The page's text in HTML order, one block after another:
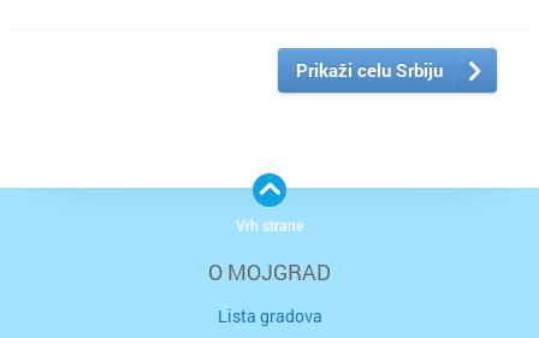
Prikaži celu Srbiju
O MOJGRAD
Lista gradova
Vrh strane